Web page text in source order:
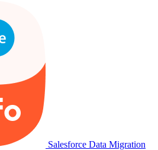
Salesforce Data Migration